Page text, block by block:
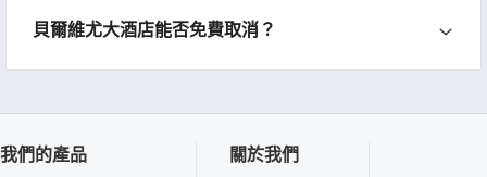
貝爾維尤大酒店能否免費取消？
我們的產品 關於我們